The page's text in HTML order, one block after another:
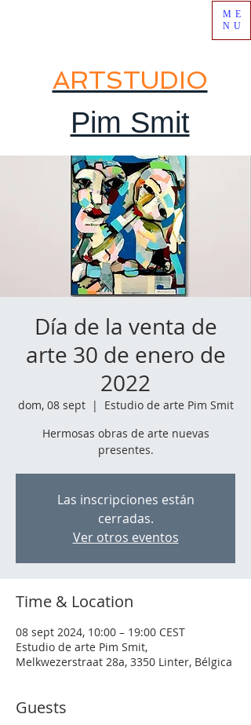
ARTSTUDIO
Pim Smit
ME
NU
Día de la venta de
arte 30 de enero de
2022
dom, 08 sept
  |
Estudio de arte Pim Smit
Hermosas obras de arte nuevas
presentes.
Las inscripciones están
cerradas.
Ver otros eventos
Time & Location
08 sept 2024, 10:00 – 19:00 CEST
Estudio de arte Pim Smit,
Melkwezerstraat 28a, 3350 Linter, Bélgica
Guests